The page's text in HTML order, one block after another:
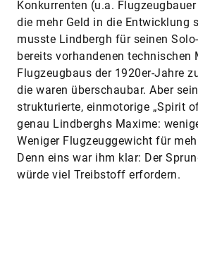
Konkurrenten (u.a.
die mehr Geld in die Entwicklung
musste Lindbergh für seinen
bereits vorhandenen technischen
Flugzeugbaus der 1920er-Jahre
die waren überschaubar. Aber
strukturierte, einmotorige „Spirit
genau Lindberghs Maxime:
Weniger Flugzeuggewicht für
Denn eins war ihm klar: Der
würde viel Treibstoff erfordern.